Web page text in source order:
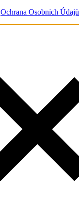
Ochrana Osobních Údajů